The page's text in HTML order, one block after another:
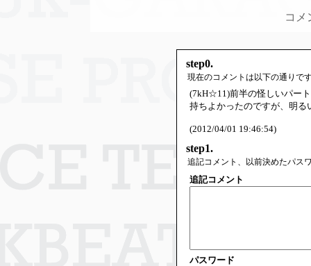
コメ
step0.
現在のコメントは以下の通りで
(7kH☆11)前半の怪しいパー
持ちよかったのですが、明
(2012/04/01 19:46:54)
step1.
追記コメント、以前決めたパス
追記コメント
パスワード